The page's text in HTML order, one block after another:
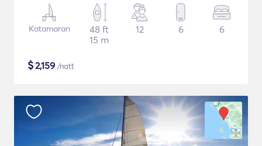
Katamaran
48 ft
15 m
12 6 6
$2,159 /natt